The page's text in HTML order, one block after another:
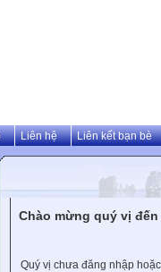
Liên hệ Liên kết bạn bè
Chào mừng quý vị
Quý vị chưa đăng nhập